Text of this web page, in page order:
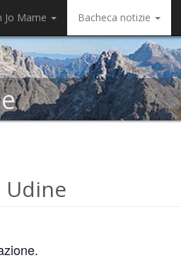
Jo Mame Bacheca notizie
Udine